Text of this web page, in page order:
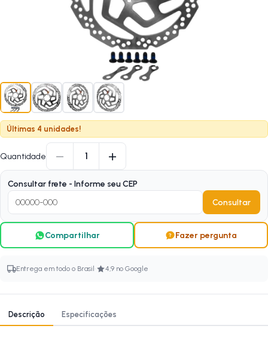
Últimas 4 unidades!
Quantidade − 1 +
Consultar frete - Informe seu CEP
Consultar
Compartilhar Fazer pergunta
Entrega em todo o Brasil · 4,9 no Google
Descrição Especificações